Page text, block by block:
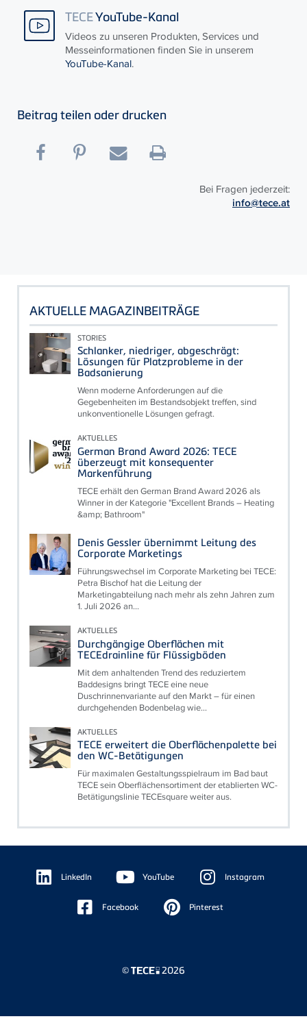
TECEYouTube-Kanal
Videos zu unseren Produkten, Services und
Messeinformationen finden Sie in unserem
YouTube-Kanal.
Beitrag teilen oder drucken
Bei Fragen jederzeit:
info@tece.at
AKTUELLE MAGAZINBEITRÄGE
STORIES
Schlanker, niedriger, abgeschrägt:
Lösungen für Platzprobleme in der
Badsanierung
Wenn moderne Anforderungen auf die
Gegebenheiten im Bestandsobjekt treffen, sind
unkonventionelle Lösungen gefragt.
AKTUELLES
German Brand Award 2026: TECE
überzeugt mit konsequenter
Markenführung
TECE erhält den German Brand Award 2026 als
Winner in der Kategorie "Excellent Brands – Heating
&amp; Bathroom"
Denis Gessler übernimmt Leitung des
Corporate Marketings
Führungswechsel im Corporate Marketing bei TECE:
Petra Bischof hat die Leitung der
Marketingabteilung nach mehr als zehn Jahren zum
1. Juli 2026 an...
AKTUELLES
Durchgängige Oberflächen mit
TECEdrainline für Flüssigböden
Mit dem anhaltenden Trend des reduziertem
Baddesigns bringt TECE eine neue
Duschrinnenvariante auf den Markt – für einen
durchgehenden Bodenbelag wie...
AKTUELLES
TECE erweitert die Oberflächenpalette bei
den WC-Betätigungen
Für maximalen Gestaltungsspielraum im Bad baut
TECE sein Oberflächensortiment der etablierten WC-
Betätigungslinie TECEsquare weiter aus.
Floating
Sidebar LinkedIn YouTube Instagram
Facebook Pinterest
© 2026